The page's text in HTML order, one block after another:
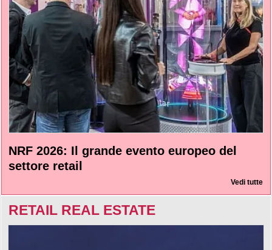
NRF 2026: Il grande evento europeo del
settore retail
Vedi tutte
RETAIL REAL ESTATE